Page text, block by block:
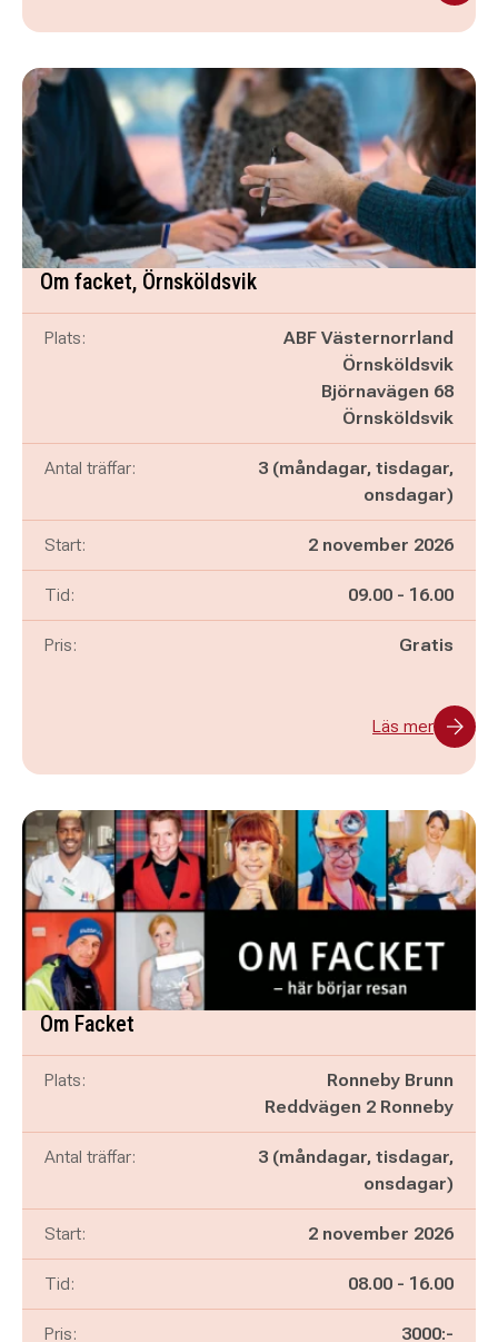
Om facket, Örnsköldsvik
Plats:
ABF Västernorrland
Örnsköldsvik
Björnavägen 68
Örnsköldsvik
Antal träffar:
3 (måndagar, tisdagar,
onsdagar)
Start: 2 november 2026
Tid: Pågår mellan
09.00 - och
16.00
Pris: Gratis
Läs mer
Om Facket
Plats:
Ronneby Brunn
Reddvägen 2 Ronneby
Antal träffar:
3 (måndagar, tisdagar,
onsdagar)
Start: 2 november 2026
Tid: Pågår mellan
08.00 - och
16.00
Pris: 3000:-